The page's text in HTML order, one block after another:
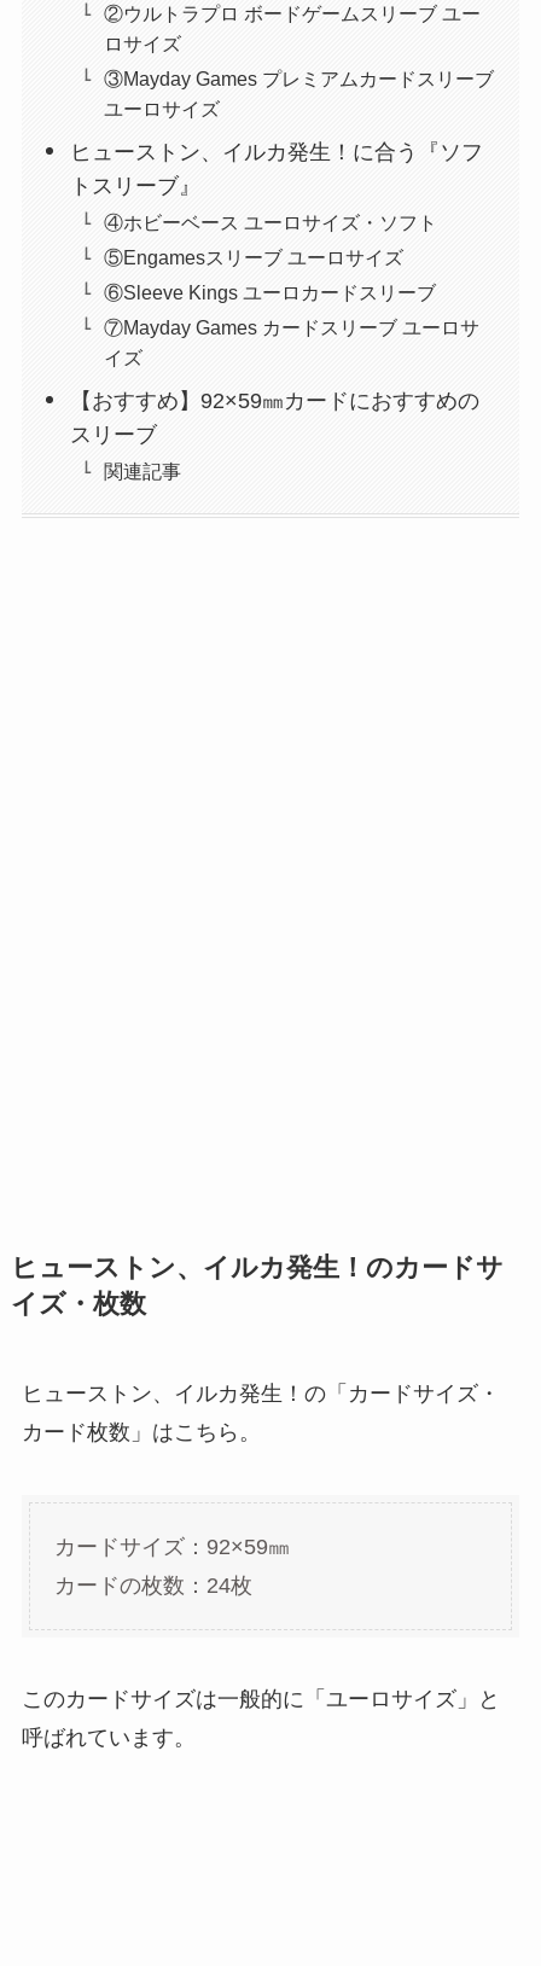
②ウルトラプロ ボードゲームスリーブ ユー
ロサイズ
③Mayday Games プレミアムカードスリーブ
ユーロサイズ
ヒューストン、イルカ発生！に合う『ソフ
トスリーブ』
④ホビーベース ユーロサイズ・ソフト
⑤Engamesスリーブ ユーロサイズ
⑥Sleeve Kings ユーロカードスリーブ
⑦Mayday Games カードスリーブ ユーロサ
イズ
【おすすめ】92×59㎜カードにおすすめの
スリーブ
関連記事
ヒューストン、イルカ発生！のカードサ
イズ・枚数
ヒューストン、イルカ発生！の「カードサイズ・
カード枚数」はこちら。
カードサイズ：92×59㎜
カードの枚数：24枚
このカードサイズは一般的に「ユーロサイズ」と
呼ばれています。